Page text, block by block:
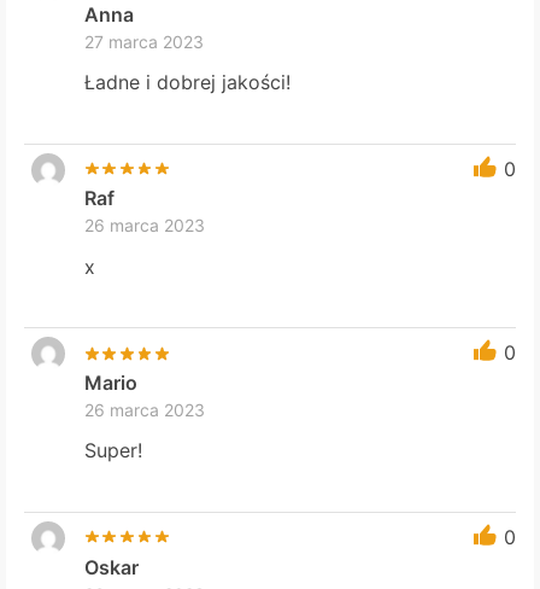
Anna
27 marca 2023
Ładne i dobrej jakości!
0
Raf
26 marca 2023
x
0
Mario
26 marca 2023
Super!
0
Oskar